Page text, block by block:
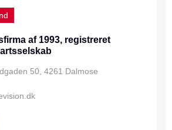
af 1993, registreret
50, 4261 Dalmose